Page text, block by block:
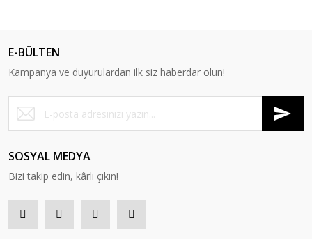
E-BÜLTEN
Kampanya ve duyurulardan ilk siz haberdar olun!
SOSYAL MEDYA
Bizi takip edin, kârlı çıkın!